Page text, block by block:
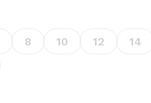
8 10 12 14